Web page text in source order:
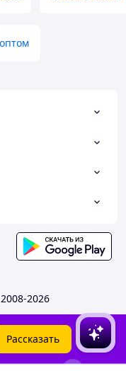
2026
Рассказать